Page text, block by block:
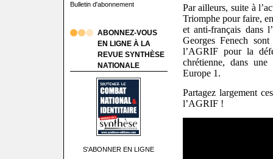
Bulletin d'abonnement
ABONNEZ-VOUS
EN LIGNE À LA
REVUE SYNTHÈSE
NATIONALE
S'ABONNER EN LIGNE
Par ailleurs, suite à
Triomphe pour faire,
et anti-français dans
Georges Fenech
l’AGRIF pour la
chrétienne, dans
Europe 1.
Partagez largement
l’AGRIF !